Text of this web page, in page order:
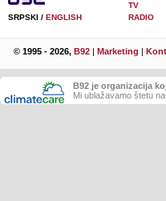
SRPSKI / ENGLISH
TV
RADIO
© 1995 - 2026, B92 | Marketing |
B92 je organizacija
Mi ublažavamo štetu